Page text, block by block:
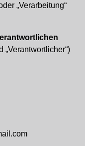
„Verarbeitung“
„Verantwortlicher“)